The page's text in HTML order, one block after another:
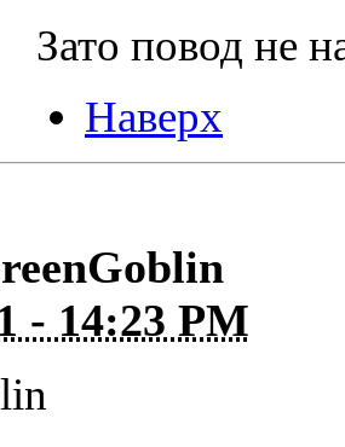
Зато повод не
Наверх
- 14:23 PM